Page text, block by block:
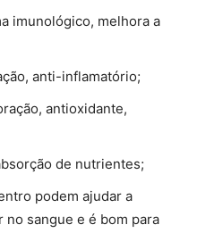
imunológico, melhora a
anti-inflamatório;
antioxidante,
de nutrientes;
podem ajudar a
sangue e é bom para